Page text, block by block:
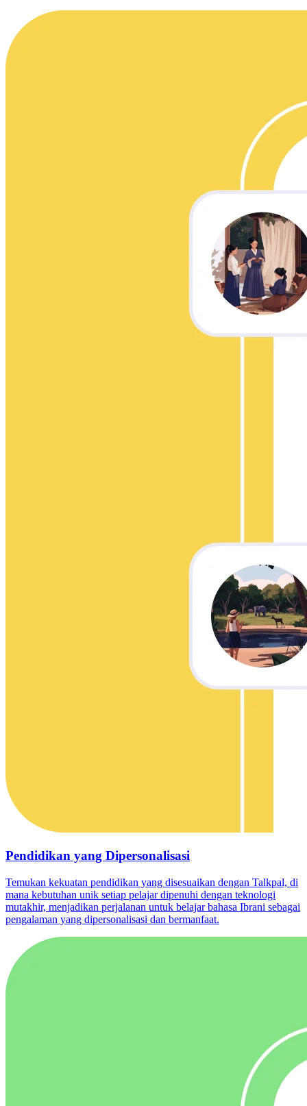
Pendidikan yang Dipersonalisasi
Temukan kekuatan pendidikan yang disesuaikan dengan Talkpal, di
mana kebutuhan unik setiap pelajar dipenuhi dengan teknologi
mutakhir, menjadikan perjalanan untuk belajar bahasa Ibrani sebagai
pengalaman yang dipersonalisasi dan bermanfaat.